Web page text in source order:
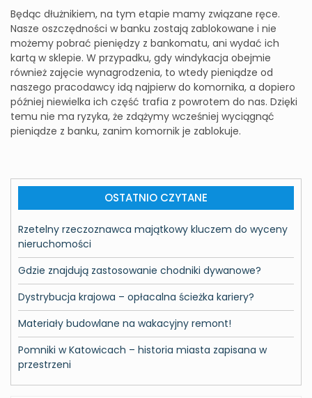
Będąc dłużnikiem, na tym etapie mamy związane ręce.
Nasze oszczędności w banku zostają zablokowane i nie
możemy pobrać pieniędzy z bankomatu, ani wydać ich
kartą w sklepie. W przypadku, gdy windykacja obejmie
również zajęcie wynagrodzenia, to wtedy pieniądze od
naszego pracodawcy idą najpierw do komornika, a dopiero
później niewielka ich część trafia z powrotem do nas. Dzięki
temu nie ma ryzyka, że zdążymy wcześniej wyciągnąć
pieniądze z banku, zanim komornik je zablokuje.
OSTATNIO CZYTANE
Rzetelny rzeczoznawca majątkowy kluczem do wyceny
nieruchomości
Gdzie znajdują zastosowanie chodniki dywanowe?
Dystrybucja krajowa – opłacalna ścieżka kariery?
Materiały budowlane na wakacyjny remont!
Pomniki w Katowicach – historia miasta zapisana w
przestrzeni